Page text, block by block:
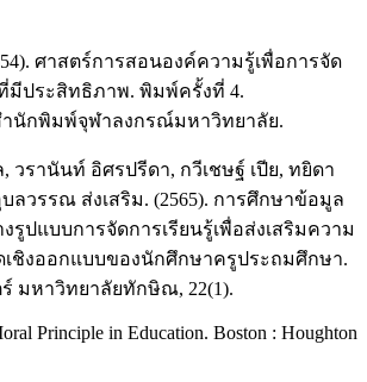
ศาสตร์การสอนองค์ความรู้เพื่อการจัด
มีประสิทธิภาพ. พิมพ์ครั้งที่ 4.
านักพิมพ์จุฬาลงกรณ์มหาวิทยาลัย.
รานันท์ อิศรปรีดา, กวีเชษฐ์ เปีย, ทยิดา
ลวรรณ ส่งเสริม. (2565). การศึกษาข้อมูล
รูปแบบการจัดการเรียนรู้เพื่อส่งเสริมความ
ชิงออกแบบของนักศึกษาครูประถมศึกษา.
มหาวิทยาลัยทักษิณ, 22(1).
Principle in Education. Boston : Houghton